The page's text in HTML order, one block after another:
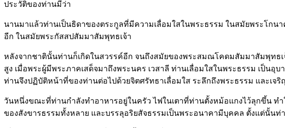
ประวัติของท่านมีว่า
นานมาแล้วท่านเป็นธิดาของตระกูลที่มีความเลื่อมใสในพระธรรม ในสมัยพระโกน
อีก ในสมัยพระกัสสปสัมมาสัมพุทธเจ้า
หลังจากชาตินั้นท่านก็เกิดในสวรรค์อีก จนถึงสมัยของพระสมณโคดมสัมมาสัมพุทธ
สูง เมื่อพระผู้มีพระภาคเสด็จมาถึงพระนคร เวสาลี ท่านเลื่อมใสในพระธรรม เป็
ท่านจึงปฏิบัติหน้าที่ของท่านต่อไปด้วยจิตศรัทธาเลื่อมใส ระลึกถึงพระธรรม และเจ
วันหนึ่งขณะที่ท่านกำลังทำอาหารอยู่ในครัว ไฟในเตาที่ท่านตั้งหม้อแกงไว้ลุกขึ้น
ของสังขารธรรมทั้งหลาย และบรรลุอริยสัจธรรมเป็นพระอนาคามีบุคคล ตั้งแต่นั้นท่